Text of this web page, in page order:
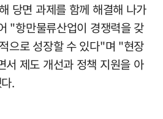
당면 과제를 함께 해결해 나가
"항만물류산업이 경쟁력을 갖
으로 성장할 수 있다"며 "현장
서 제도 개선과 정책 지원을 아
.